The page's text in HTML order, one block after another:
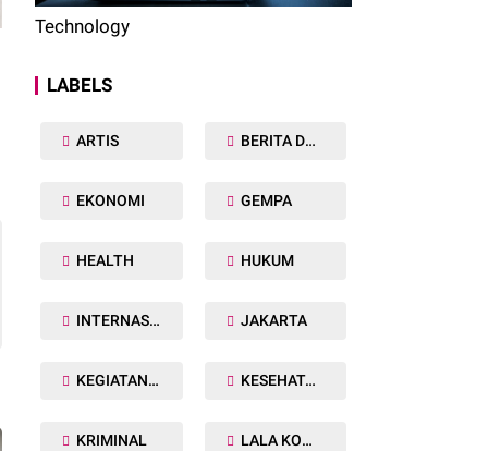
Technology
LABELS
ARTIS BERITA DAERAH
EKONOMI GEMPA
HEALTH HUKUM
INTERNASIONAL JAKARTA
KEGIATAN TNI POLRI KESEHATAN
KRIMINAL LALA KOMALAWATI